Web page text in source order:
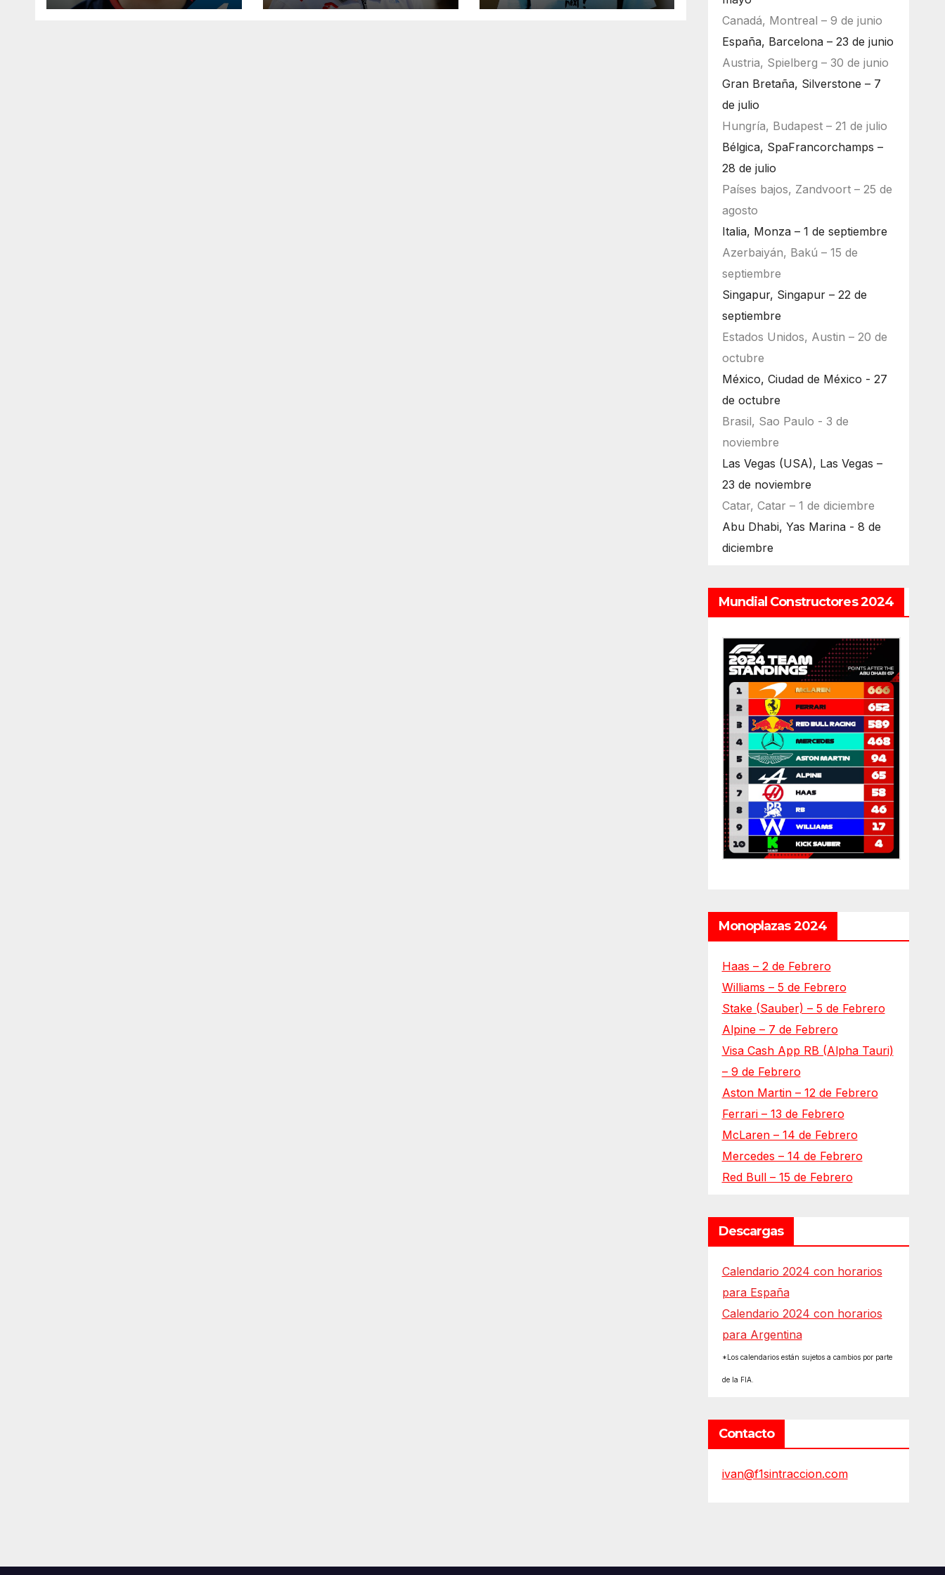
Canadá, Montreal – 9 de junio
España, Barcelona – 23 de junio
Austria, Spielberg – 30 de junio
Gran Bretaña, Silverstone – 7
de julio
Hungría, Budapest – 21 de julio
Bélgica, SpaFrancorchamps –
28 de julio
Países bajos, Zandvoort – 25 de
agosto
Italia, Monza – 1 de septiembre
Azerbaiyán, Bakú – 15 de
septiembre
Singapur, Singapur – 22 de
septiembre
Estados Unidos, Austin – 20 de
octubre
México, Ciudad de México - 27
de octubre
Brasil, Sao Paulo - 3 de
noviembre
Las Vegas (USA), Las Vegas –
23 de noviembre
Catar, Catar – 1 de diciembre
Abu Dhabi, Yas Marina - 8 de
diciembre
Mundial Constructores 2024
Monoplazas 2024
Haas – 2 de Febrero
Williams – 5 de Febrero
Stake (Sauber) – 5 de Febrero
Alpine – 7 de Febrero
Visa Cash App RB (Alpha Tauri)
– 9 de Febrero
Aston Martin – 12 de Febrero
Ferrari – 13 de Febrero
McLaren – 14 de Febrero
Mercedes – 14 de Febrero
Red Bull – 15 de Febrero
Descargas
Calendario 2024 con horarios
para España
Calendario 2024 con horarios
para Argentina
*Los calendarios están sujetos a cambios por parte
de la FIA.
Contacto
ivan@f1sintraccion.com